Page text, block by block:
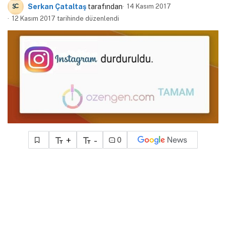
Serkan Çataltaş tarafından
14 Kasım 2017
12 Kasım 2017 tarihinde düzenlendi
+ - 0